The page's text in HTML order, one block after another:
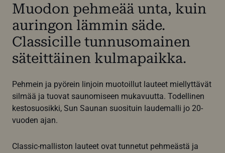
Muodon pehmeää unta, kuin
auringon lämmin säde.
Classicille tunnusomainen
säteittäinen kulmapaikka.
Pehmein ja pyörein linjoin muotoillut lauteet miellyttävät
silmää ja tuovat saunomiseen mukavuutta. Todellinen
kestosuosikki, Sun Saunan suosituin laudemalli jo 20-
vuoden ajan.
Classic-malliston lauteet ovat tunnetut pehmeästä ja